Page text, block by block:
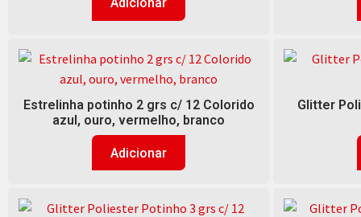
Adicionar
Estrelinha potinho 2 grs c/ 12 Colorido
azul, ouro, vermelho, branco
Adicionar
Glitter